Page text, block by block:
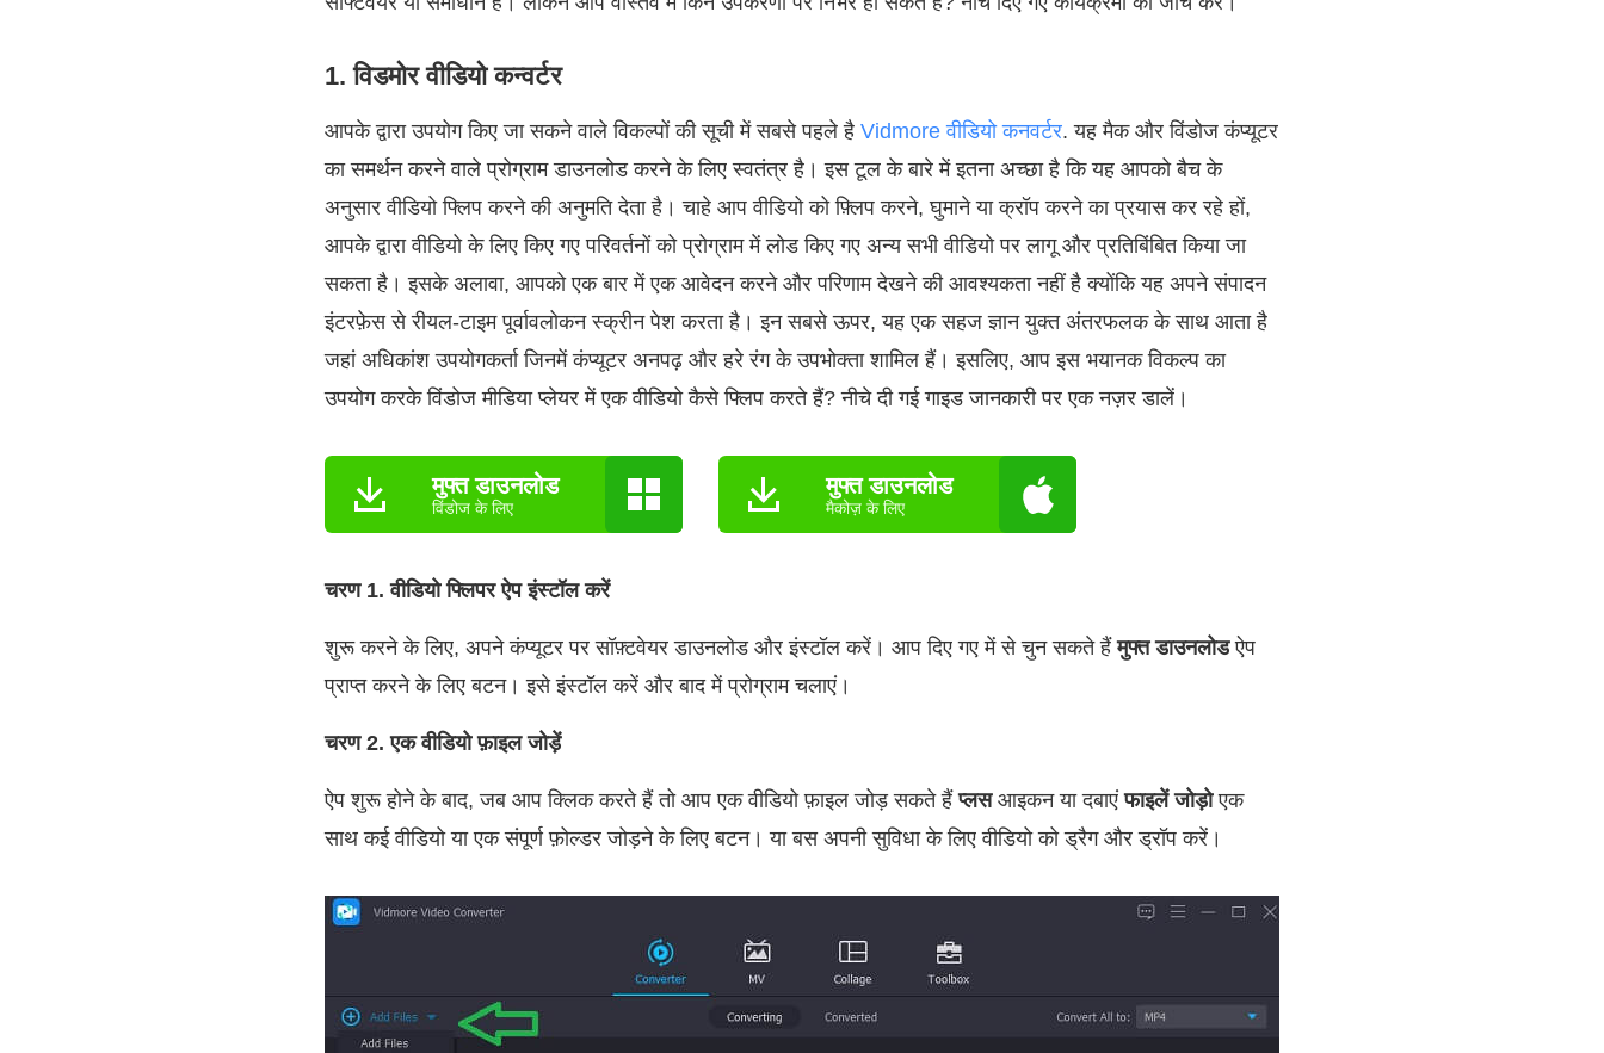
1. विडमोर वीडियो कन्वर्टर
आपके द्वारा उपयोग किए जा सकने वाले विकल्पों की सूची में सबसे पहले है Vidmore वीडियो कनवर्टर. यह मैक और विंडोज कंप्यूटर
का समर्थन करने वाले प्रोग्राम डाउनलोड करने के लिए स्वतंत्र है। इस टूल के बारे में इतना अच्छा है कि यह आपको बैच के
अनुसार वीडियो फ्लिप करने की अनुमति देता है। चाहे आप वीडियो को फ़्लिप करने, घुमाने या क्रॉप करने का प्रयास कर रहे हों,
आपके द्वारा वीडियो के लिए किए गए परिवर्तनों को प्रोग्राम में लोड किए गए अन्य सभी वीडियो पर लागू और प्रतिबिंबित किया जा
सकता है। इसके अलावा, आपको एक बार में एक आवेदन करने और परिणाम देखने की आवश्यकता नहीं है क्योंकि यह अपने संपादन
इंटरफ़ेस से रीयल-टाइम पूर्वावलोकन स्क्रीन पेश करता है। इन सबसे ऊपर, यह एक सहज ज्ञान युक्त अंतरफलक के साथ आता है
जहां अधिकांश उपयोगकर्ता जिनमें कंप्यूटर अनपढ़ और हरे रंग के उपभोक्ता शामिल हैं। इसलिए, आप इस भयानक विकल्प का
उपयोग करके विंडोज मीडिया प्लेयर में एक वीडियो कैसे फ्लिप करते हैं? नीचे दी गई गाइड जानकारी पर एक नज़र डालें।
मुफ्त डाउनलोड
विंडोज के लिए
मुफ्त डाउनलोड
मैकोज़ के लिए
चरण 1. वीडियो फ्लिपर ऐप इंस्टॉल करें
शुरू करने के लिए, अपने कंप्यूटर पर सॉफ़्टवेयर डाउनलोड और इंस्टॉल करें। आप दिए गए में से चुन सकते हैंमुफ्त डाउनलोडऐप
प्राप्त करने के लिए बटन। इसे इंस्टॉल करें और बाद में प्रोग्राम चलाएं।
चरण 2. एक वीडियो फ़ाइल जोड़ें
ऐप शुरू होने के बाद, जब आप क्लिक करते हैं तो आप एक वीडियो फ़ाइल जोड़ सकते हैंप्लसआइकन या दबाएंफाइलें जोड़ोएक
साथ कई वीडियो या एक संपूर्ण फ़ोल्डर जोड़ने के लिए बटन। या बस अपनी सुविधा के लिए वीडियो को ड्रैग और ड्रॉप करें।